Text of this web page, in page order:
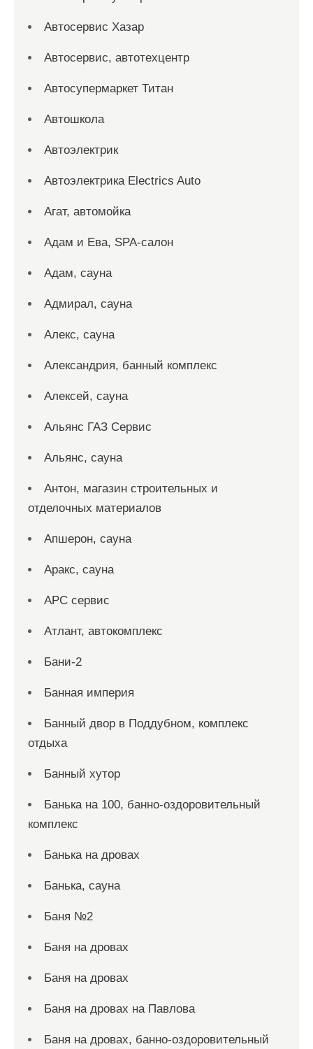
Автосервис Хазар
Автосервис, автотехцентр
Автосупермаркет Титан
Автошкола
Автоэлектрик
Автоэлектрика Electrics Auto
Агат, автомойка
Адам и Ева, SPA-салон
Адам, сауна
Адмирал, сауна
Алекс, сауна
Александрия, банный комплекс
Алексей, сауна
Альянс ГАЗ Сервис
Альянс, сауна
Антон, магазин строительных и
отделочных материалов
Апшерон, сауна
Аракс, сауна
АРС сервис
Атлант, автокомплекс
Бани-2
Банная империя
Банный двор в Поддубном, комплекс
отдыха
Банный хутор
Банька на 100, банно-оздоровительный
комплекс
Банька на дровах
Банька, сауна
Баня №2
Баня на дровах
Баня на дровах
Баня на дровах на Павлова
Баня на дровах, банно-оздоровительный